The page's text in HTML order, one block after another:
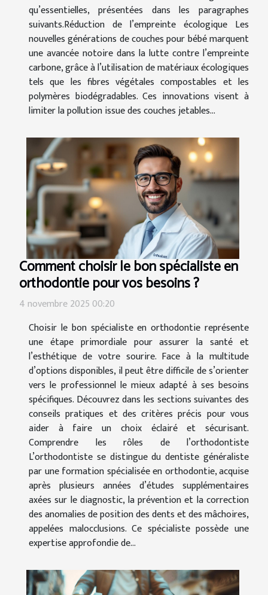
qu’essentielles, présentées dans les paragraphes
suivants.Réduction de l’empreinte écologique Les
nouvelles générations de couches pour bébé marquent
une avancée notoire dans la lutte contre l’empreinte
carbone, grâce à l’utilisation de matériaux écologiques
tels que les fibres végétales compostables et les
polymères biodégradables. Ces innovations visent à
limiter la pollution issue des couches jetables...
Comment choisir le bon spécialiste en
orthodontie pour vos besoins ?
4 novembre 2025 00:20
Choisir le bon spécialiste en orthodontie représente
une étape primordiale pour assurer la santé et
l’esthétique de votre sourire. Face à la multitude
d’options disponibles, il peut être difficile de s’orienter
vers le professionnel le mieux adapté à ses besoins
spécifiques. Découvrez dans les sections suivantes des
conseils pratiques et des critères précis pour vous
aider à faire un choix éclairé et sécurisant.
Comprendre les rôles de l’orthodontiste
L’orthodontiste se distingue du dentiste généraliste
par une formation spécialisée en orthodontie, acquise
après plusieurs années d’études supplémentaires
axées sur le diagnostic, la prévention et la correction
des anomalies de position des dents et des mâchoires,
appelées malocclusions. Ce spécialiste possède une
expertise approfondie de...